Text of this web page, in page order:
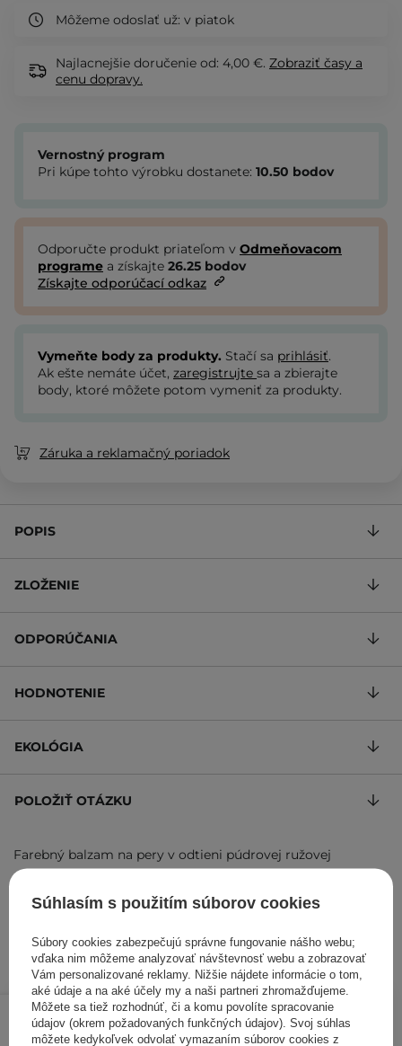
Môžeme odoslať už: v piatok
Najlacnejšie doručenie od: 4,00 €. Zobraziť časy a
cenu dopravy.
10,50 € /ks
Vernostný program
Pri kúpe tohto výrobku dostanete: 10.50 bodov
Odporučte produkt priateľom v Odmeňovacom
programe a získajte 26.25 bodov
Získajte odporúčací odkaz
Vymeňte body za produkty. Stačí sa prihlásiť.
Ak ešte nemáte účet, zaregistrujte sa a zbierajte
body, ktoré môžete potom vymeniť za produkty.
Záruka a reklamačný poriadok
POPIS
ZLOŽENIE
ODPORÚČANIA
HODNOTENIE
EKOLÓGIA
POLOŽIŤ OTÁZKU
Farebný balzam na pery v odtieni púdrovej ružovej
Kód výrobku: 17949
Súhlasím s použitím súborov cookies
Súbory cookies zabezpečujú správne fungovanie nášho webu;
vďaka nim môžeme analyzovať návštevnosť webu a zobrazovať
Vám personalizované reklamy. Nižšie nájdete informácie o tom,
aké údaje a na aké účely my a naši partneri zhromažďujeme.
Môžete sa tiež rozhodnúť, či a komu povolíte spracovanie
údajov (okrem požadovaných funkčných údajov). Svoj súhlas
môžete kedykoľvek odvolať vymazaním súborov cookies z